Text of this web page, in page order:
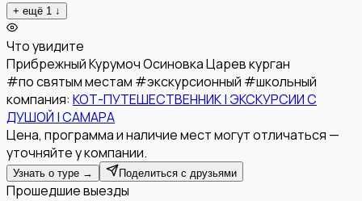
+ ещё 1 ↓
Что увидите
ПрибрежныйКурумочОсиновкаЦарев курган
#по святым местам #экскурсионный #школьный
компания: КОТ-ПУТЕШЕСТВЕННИК | ЭКСКУРСИИ С
ДУШОЙ | САМАРА
Цена, программа и наличие мест могут отличаться —
уточняйте у компании.
Узнать о туре → Поделиться с друзьями
Прошедшие выезды